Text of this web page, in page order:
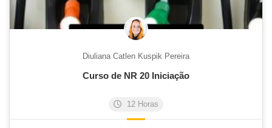
Diuliana Catlen Kuspik Pereira
Curso de NR 20 Iniciação
12 Horas